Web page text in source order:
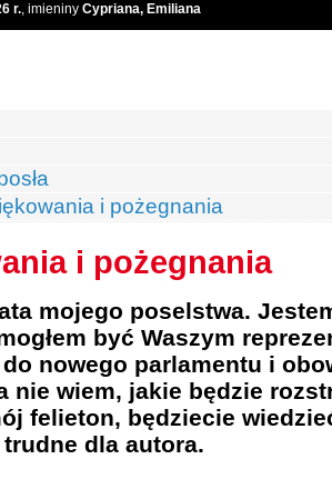
r., imieniny Cypriana, Emiliana
i pożegnania
i pożegnania
mojego poselstwa.
być Waszym
nowego parlamentu i
nie wiem, jakie będzie
felieton, będziecie
dla autora.